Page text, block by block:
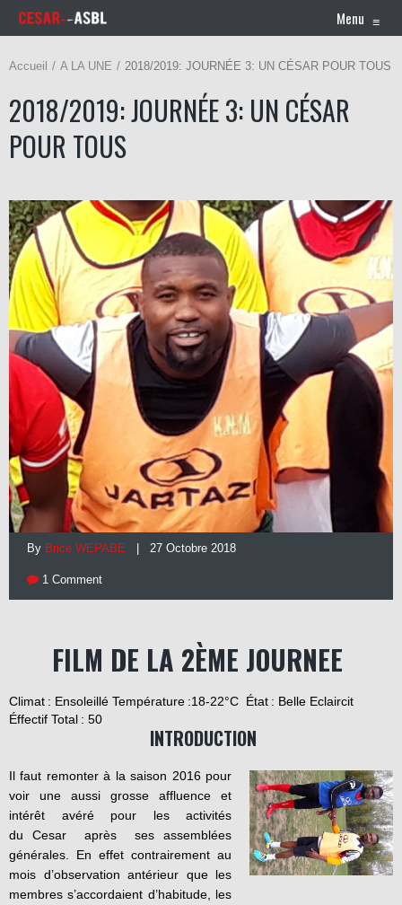
Menu ≡
Accueil A LA UNE 2018/2019: JOURNÉE 3: UN CÉSAR POUR TOUS
2018/2019: JOURNÉE 3: UN CÉSAR
POUR TOUS
By Brice WEPABE | 27 Octobre 2018
1 Comment
FILM DE LA 2ÈME JOURNEE
Climat : Ensoleillé Température :18-22°C État : Belle Eclaircit
Éffectif Total : 50
INTRODUCTION
Il faut remonter à la saison 2016 pour
voir une aussi grosse affluence et
intérêt avéré pour les activités
du Cesar après ses assemblées
générales. En effet contrairement au
mois d’observation antérieur que les
membres s’accordaient d’habitude, les